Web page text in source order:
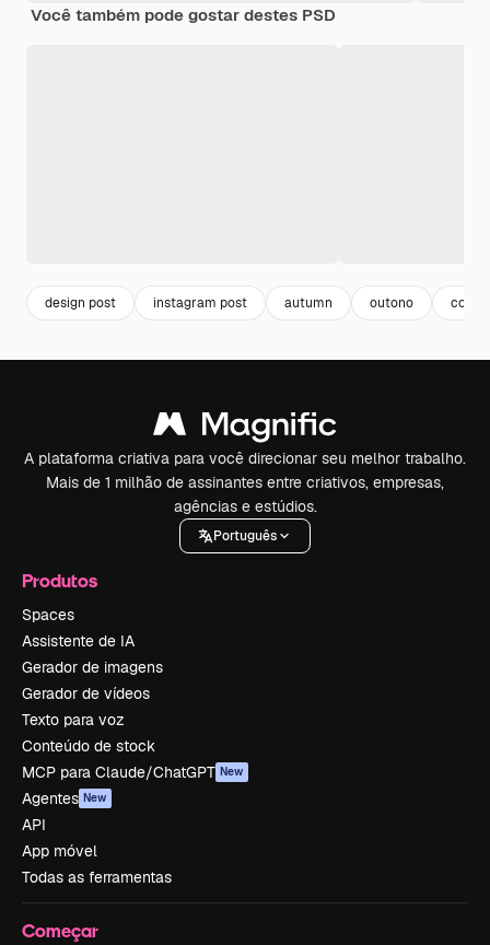
Você também pode gostar destes PSD
design post instagram post autumn outono
A plataforma criativa para você direcionar seu melhor trabalho.
Mais de 1 milhão de assinantes entre criativos, empresas,
agências e estúdios.
Português
Produtos
Spaces
Assistente de IA
Gerador de imagens
Gerador de vídeos
Texto para voz
Conteúdo de stock
MCP para Claude/ChatGPT New
Agentes New
API
App móvel
Todas as ferramentas
Começar